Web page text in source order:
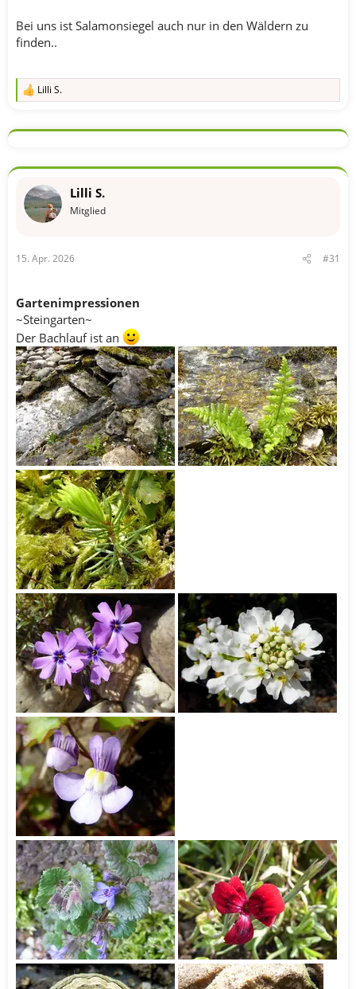
Bei uns ist Salamonsiegel auch nur in den Wäldern zu
finden..
R
k
o
e
n
Lilli S.
Lilli S.
Mitglied
15. Apr. 2026 #31
Gartenimpressionen
~Steingarten~
Der Bachlauf ist an